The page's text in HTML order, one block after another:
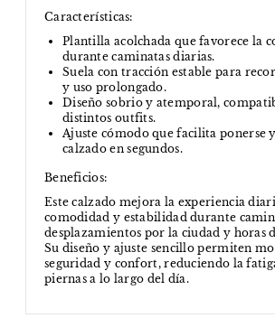
Características:
Plantilla acolchada que favorece la
durante caminatas diarias.
Suela con tracción estable para
y uso prolongado.
Diseño sobrio y atemporal,
distintos outfits.
Ajuste cómodo que facilita ponerse
calzado en segundos.
Beneficios:
Este calzado mejora la experiencia
comodidad y estabilidad durante
desplazamientos por la ciudad y horas
Su diseño y ajuste sencillo permiten
seguridad y confort, reduciendo la
piernas a lo largo del día.